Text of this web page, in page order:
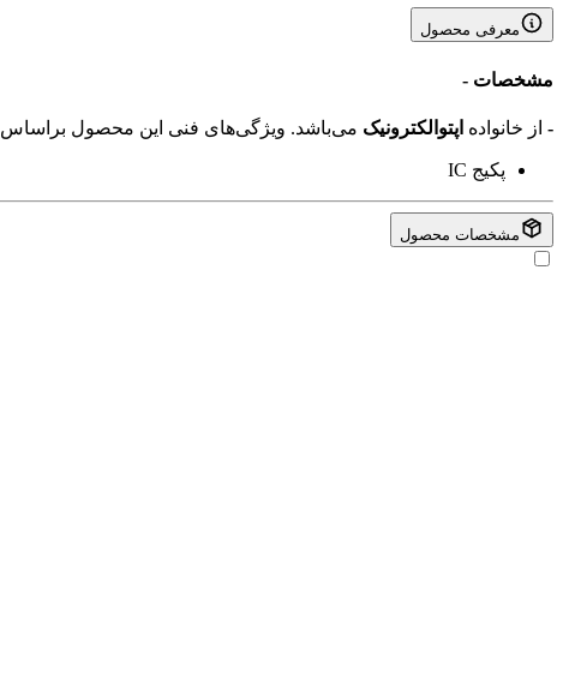
معرفی محصول
مشخصات -
- از خانواده اپتوالکترونیک می‌باشد. ویژگی‌های فنی این محصول براساس
پکیج IC
مشخصات محصول